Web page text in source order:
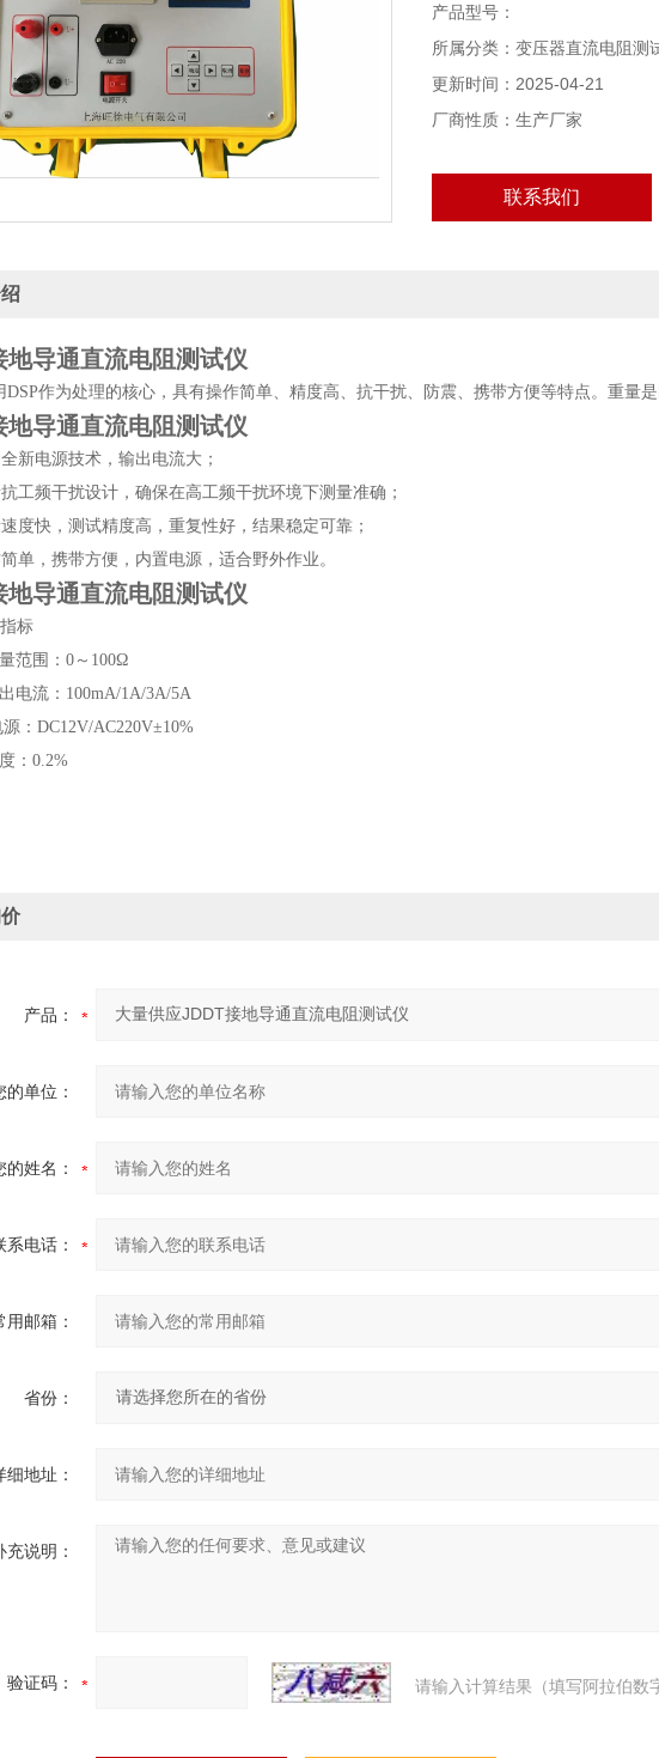
携带方便等特点。重量是同等
产品型号：
所属分类：变压器直流电阻测
更新时间：2025-04-21
厂商性质：生产厂家
联系我们
地导通直流电阻测试仪
DSP作为处理的核心，具有操作简单、精度高、抗干扰、防震、携带方便等特点。重量是
地导通直流电阻测试仪
新电源技术，输出电流大；
工频干扰设计，确保在高工频干扰环境下测量准确；
度快，测试精度高，重复性好，结果稳定可靠；
单，携带方便，内置电源，适合野外作业。
地导通直流电阻测试仪
标
范围：0～100Ω
电流：100mA/1A/3A/5A
：DC12V/AC220V±10%
：0.2%
产品：
的单位：
的姓名：
系电话：
用邮箱：
省份：
细地址：
充说明：
验证码： 请输入计算结果（填写阿拉伯数